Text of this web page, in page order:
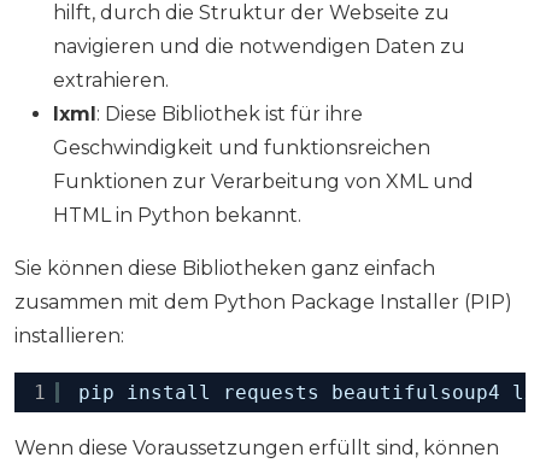
hilft, durch die Struktur der Webseite zu
navigieren und die notwendigen Daten zu
extrahieren.
lxml : Diese Bibliothek ist für ihre
Geschwindigkeit und funktionsreichen
Funktionen zur Verarbeitung von XML und
HTML in Python bekannt.
Sie können diese Bibliotheken ganz einfach
zusammen mit dem Python Package Installer (PIP)
installieren:
1 pip install requests beautifulsoup4
Wenn diese Voraussetzungen erfüllt sind, können